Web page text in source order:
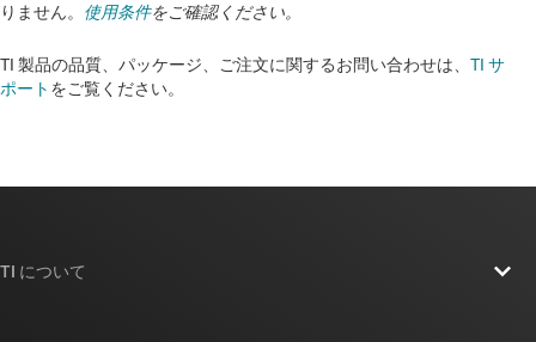
りません。 使用条件をご確認ください。
TI 製品の品質、パッケージ、ご注文に関するお問い合わせは、 TI サ
ポート をご覧ください。​​​​​​​​​​​​​​
TI について